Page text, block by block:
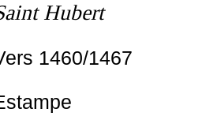
Hubert
1460/1467